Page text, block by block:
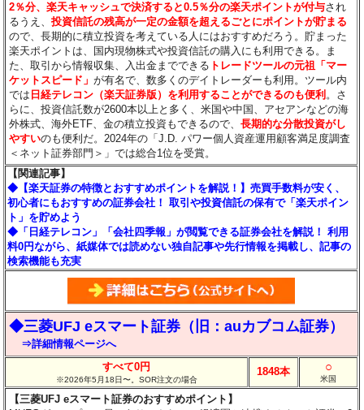
2％分、楽天キャッシュで決済すると0.5％分の楽天ポイントが付与され
るうえ、投資信託の残高が一定の金額を超えるごとにポイントが貯まる
ので、長期的に積立投資を考えている人にはおすすめだろう。貯まった
楽天ポイントは、国内現物株式や投資信託の購入にも利用できる。ま
た、取引から情報収集、入出金までできる トレードツールの元祖「マー
ケットスピード」が有名で、数多くのデイトレーダーも利用。ツール内
では 日経テレコン（楽天証券版）を利用することができるのも便利 。さ
らに、投資信託数が2600本以上と多く、米国や中国、アセアンなどの海
外株式、海外ETF、金の積立投資もできるので、長期的な分散投資がし
やすいのも便利だ。2024年の「J.D. パワー個人資産運用顧客満足度調査
＜ネット証券部門＞」では総合1位を受賞。
【関連記事】
◆【楽天証券の特徴とおすすめポイントを解説！】売買手数料が安く、
初心者にもおすすめの証券会社！ 取引や投資信託の保有で「楽天ポイン
ト」を貯めよう
◆「日経テレコン」「会社四季報」が閲覧できる証券会社を解説！ 利用
料0円ながら、紙媒体では読めない独自記事や先行情報を掲載し、記事の
検索機能も充実
◆三菱UFJ eスマート証券（旧：auカブコム証券）
⇒詳細情報ページへ
すべて0円
※2026年5月18日〜。SOR注文の場合
1848本 ○
米国
【三菱UFJ eスマート証券のおすすめポイント】